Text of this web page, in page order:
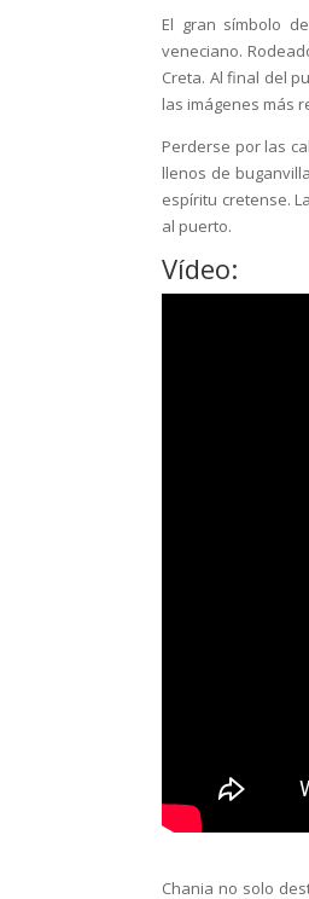
El gran símbolo
veneciano.
Creta. Al final del
las imágenes más
Perderse por las
llenos de
espíritu cretense.
al puerto.
Vídeo:
Chania no solo